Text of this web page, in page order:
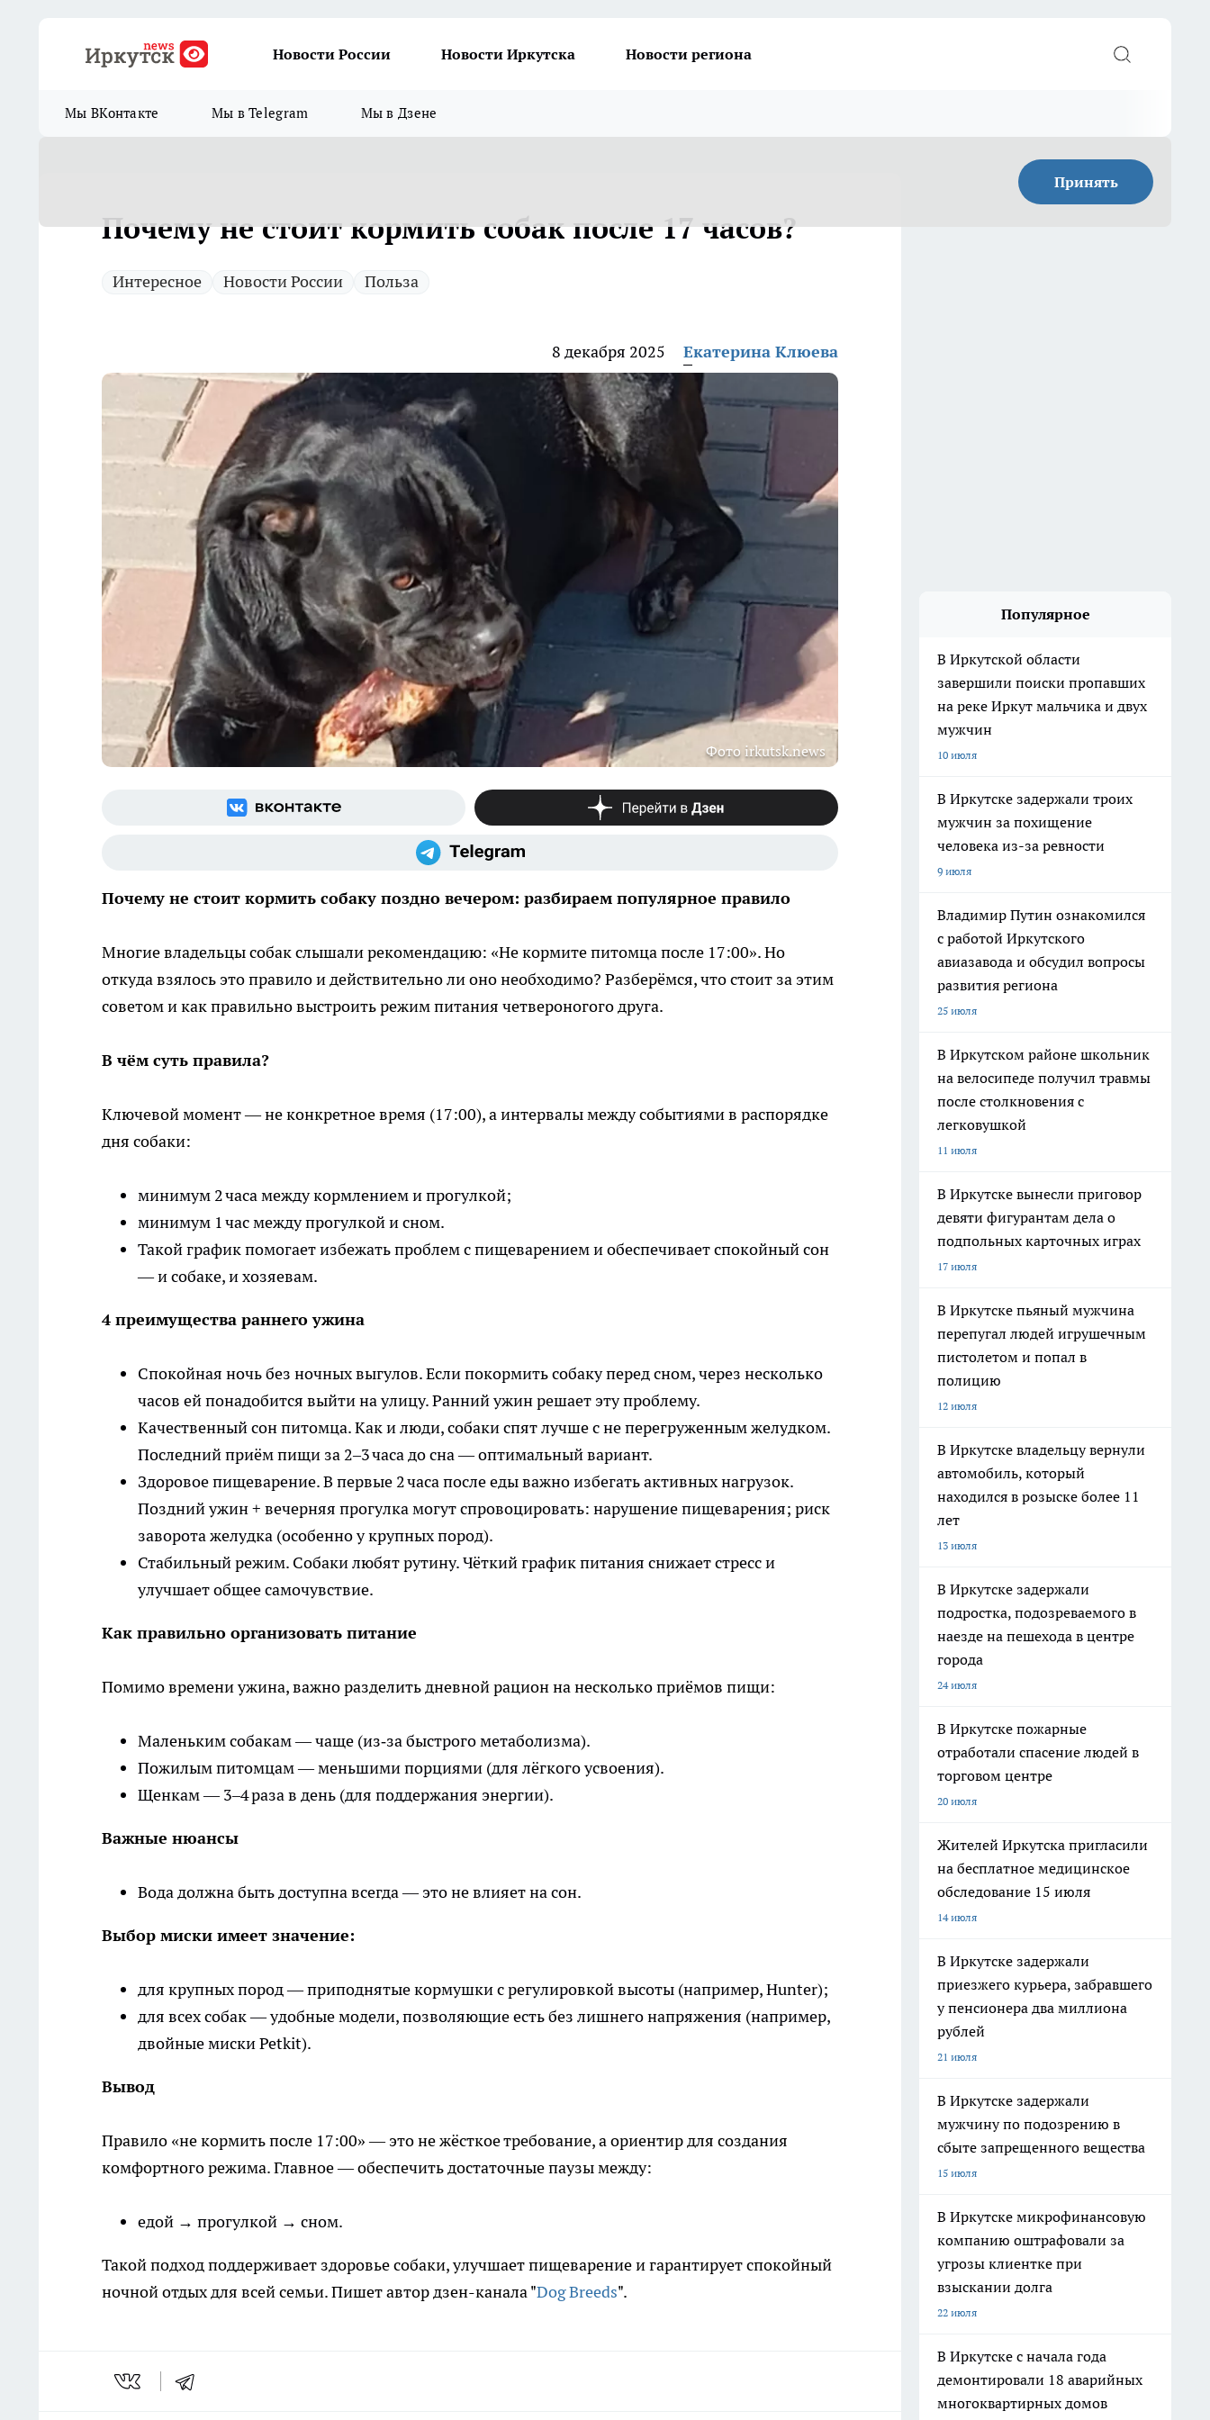
Новости России Новости Иркутска Новости региона
Мы ВКонтакте Мы в Telegram Мы в Дзене
Принять
Почему не стоит кормить собак после 17 часов?
Интересное Новости России Польза
8 декабря 2025 Екатерина Клюева
Фото irkutsk.news
Почему не стоит кормить собаку поздно вечером: разбираем популярное правило
Многие владельцы собак слышали рекомендацию: «Не кормите питомца после 17:00». Но
откуда взялось это правило и действительно ли оно необходимо? Разберёмся, что стоит за этим
советом и как правильно выстроить режим питания четвероногого друга.
В чём суть правила?
Ключевой момент — не конкретное время (17:00), а интервалы между событиями в распорядке
дня собаки:
минимум 2 часа между кормлением и прогулкой;
минимум 1 час между прогулкой и сном.
Такой график помогает избежать проблем с пищеварением и обеспечивает спокойный сон
— и собаке, и хозяевам.
4 преимущества раннего ужина
Спокойная ночь без ночных выгулов. Если покормить собаку перед сном, через несколько
часов ей понадобится выйти на улицу. Ранний ужин решает эту проблему.
Качественный сон питомца. Как и люди, собаки спят лучше с не перегруженным желудком.
Последний приём пищи за 2–3 часа до сна — оптимальный вариант.
Здоровое пищеварение. В первые 2 часа после еды важно избегать активных нагрузок.
Поздний ужин + вечерняя прогулка могут спровоцировать: нарушение пищеварения; риск
заворота желудка (особенно у крупных пород).
Стабильный режим. Собаки любят рутину. Чёткий график питания снижает стресс и
улучшает общее самочувствие.
Как правильно организовать питание
Помимо времени ужина, важно разделить дневной рацион на несколько приёмов пищи:
Маленьким собакам — чаще (из‑за быстрого метаболизма).
Пожилым питомцам — меньшими порциями (для лёгкого усвоения).
Щенкам — 3–4 раза в день (для поддержания энергии).
Важные нюансы
Вода должна быть доступна всегда — это не влияет на сон.
Выбор миски имеет значение:
для крупных пород — приподнятые кормушки с регулировкой высоты (например, Hunter);
для всех собак — удобные модели, позволяющие есть без лишнего напряжения (например,
двойные миски Petkit).
Вывод
Правило «не кормить после 17:00» — это не жёсткое требование, а ориентир для создания
комфортного режима. Главное — обеспечить достаточные паузы между:
едой → прогулкой → сном.
Такой подход поддерживает здоровье собаки, улучшает пищеварение и гарантирует спокойный
ночной отдых для всей семьи. Пишет автор дзен-канала "Dog Breeds".
Популярное
В Иркутской области
завершили поиски пропавших
на реке Иркут мальчика и двух
мужчин
10 июля
В Иркутске задержали троих
мужчин за похищение
человека из-за ревности
9 июля
Владимир Путин ознакомился
с работой Иркутского
авиазавода и обсудил вопросы
развития региона
25 июля
В Иркутском районе школьник
на велосипеде получил травмы
после столкновения с
легковушкой
11 июля
В Иркутске вынесли приговор
девяти фигурантам дела о
подпольных карточных играх
17 июля
В Иркутске пьяный мужчина
перепугал людей игрушечным
пистолетом и попал в
полицию
12 июля
В Иркутске владельцу вернули
автомобиль, который
находился в розыске более 11
лет
13 июля
В Иркутске задержали
подростка, подозреваемого в
наезде на пешехода в центре
города
24 июля
В Иркутске пожарные
отработали спасение людей в
торговом центре
20 июля
Жителей Иркутска пригласили
на бесплатное медицинское
обследование 15 июля
14 июля
В Иркутске задержали
приезжего курьера, забравшего
у пенсионера два миллиона
рублей
21 июля
В Иркутске задержали
мужчину по подозрению в
сбыте запрещенного вещества
15 июля
В Иркутске микрофинансовую
компанию оштрафовали за
угрозы клиентке при
взыскании долга
22 июля
В Иркутске с начала года
демонтировали 18 аварийных
многоквартирных домов